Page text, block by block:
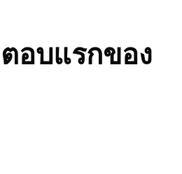
อบแรกของ